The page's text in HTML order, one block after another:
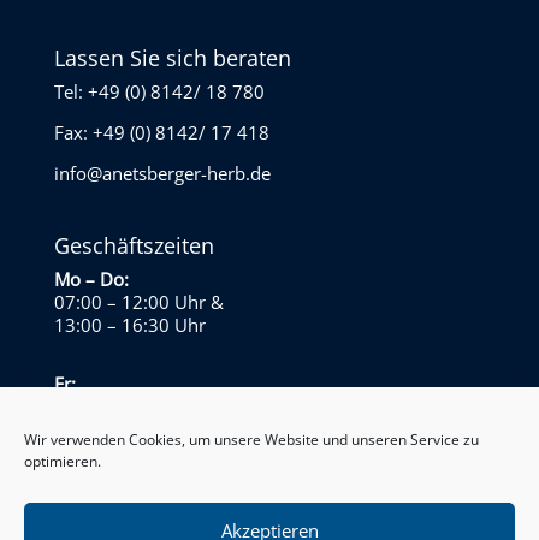
Wir verwenden Cookies, um unsere Website und unseren Service zu
optimieren.
Akzeptieren
Lassen Sie sich beraten
Tel: +49 (0) 8142/ 18 780
Fax: +49 (0) 8142/ 17 418
info@anetsberger-herb.de
Geschäftszeiten
Mo – Do:
07:00 – 12:00 Uhr&
13:00 – 16:30 Uhr
Fr:
Sa – So: